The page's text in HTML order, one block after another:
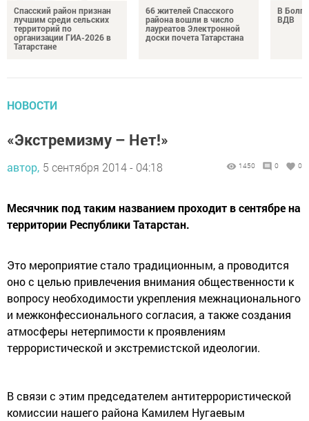
Спасский район признан
лучшим среди сельских
территорий по
организации ГИА-2026 в
Татарстане
66 жителей Спасского
района вошли в число
лауреатов Электронной
доски почета Татарстана
В
ВДВ
НОВОСТИ
«Экстремизму – Нет!»
автор, 5 сентября 2014 - 04:18 1450 0 0
Месячник под таким названием проходит в сентябре на
территории Республики Татарстан.
Это мероприятие стало традиционным, а проводится
оно с целью привлечения внимания общественности к
вопросу необходимости укрепления межнационального
и межконфессионального согласия, а также создания
атмосферы нетерпимости к проявлениям
террористической и экстремистской идеологии.
В связи с этим председателем антитеррористической
комиссии нашего района Камилем Нугаевым